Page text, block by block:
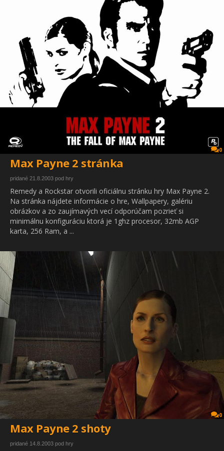
0
Max Payne 2 stránka
pridané 21.8.2003 pod hry
Remedy a Rockstar otvorili oficiálnu stránku hry Max Payne 2.
Na stránka nájdete informácie o hre, Wallpapery, galériu
obrázkov a zo zaujímavých vecí odporúčam pozrieť si
minimálnu konfiguráciu ktorá je 1ghz procesor, 32mb AGP
karta, 256 Ram, a ...
0
Max Payne 2 shoty
pridané 14.8.2003 pod hry